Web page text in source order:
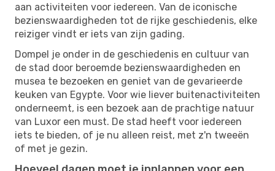
aan activiteiten voor iedereen. Van de iconische
bezienswaardigheden tot de rijke geschiedenis, elke
reiziger vindt er iets van zijn gading.
Dompel je onder in de geschiedenis en cultuur van
de stad door beroemde bezienswaardigheden en
musea te bezoeken en geniet van de gevarieerde
keuken van Egypte. Voor wie liever buitenactiviteiten
onderneemt, is een bezoek aan de prachtige natuur
van Luxor een must. De stad heeft voor iedereen
iets te bieden, of je nu alleen reist, met z'n tweeën
of met je gezin.